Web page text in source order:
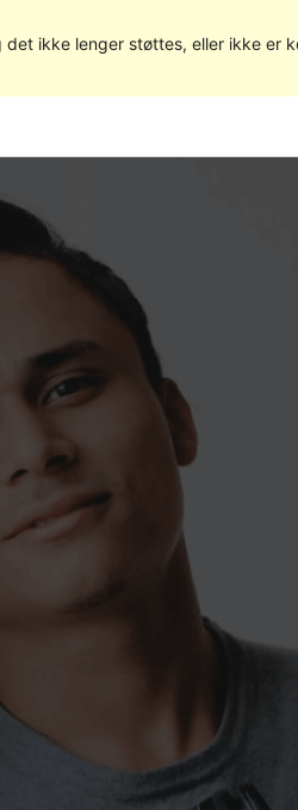
det ikke lenger støttes, eller ikke er